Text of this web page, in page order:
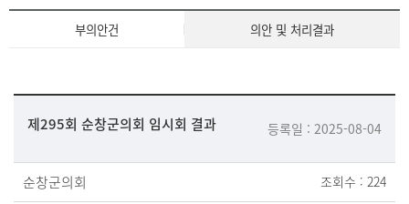
부의안건 의안 및 처리결과
제295회 순창군의회 임시회 결과 등록일 : 2025-08-04
순창군의회 조회수 : 224